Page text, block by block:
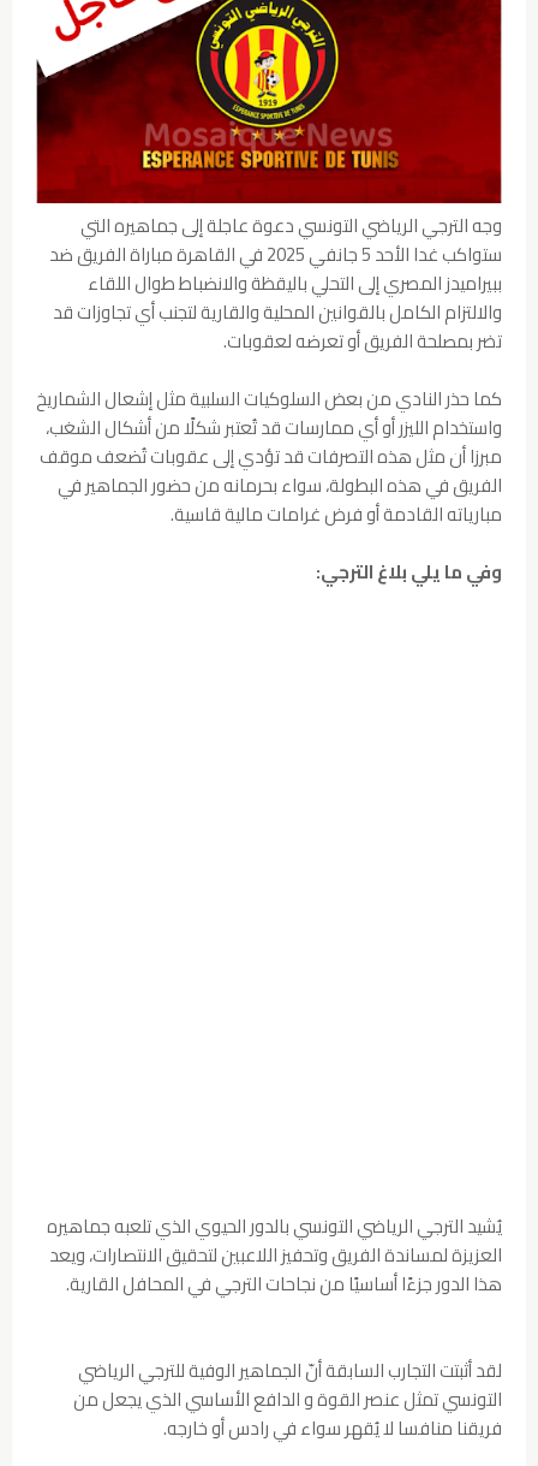
وجه الترجي الرياضي التونسي دعوة عاجلة إلى جماهيره التي
ستواكب غدا الأحد 5 جانفي 2025 في القاهرة مباراة الفريق ضد
ببيراميدز المصري إلى التحلي باليقظة والانضباط طوال اللقاء
والالتزام الكامل بالقوانين المحلية والقارية لتجنب أي تجاوزات قد
تضر بمصلحة الفريق أو تعرضه لعقوبات.
كما حذر النادي من بعض السلوكيات السلبية مثل إشعال الشماريخ
واستخدام الليزر أو أي ممارسات قد تُعتبر شكلًا من أشكال الشغب،
مبرزا أن مثل هذه التصرفات قد تؤدي إلى عقوبات تُضعف موقف
الفريق في هذه البطولة، سواء بحرمانه من حضور الجماهير في
مبارياته القادمة أو فرض غرامات مالية قاسية.
وفي ما يلي بلاغ الترجي:
يُشيد الترجي الرياضي التونسي بالدور الحيوي الذي تلعبه جماهيره
العزيزة لمساندة الفريق وتحفيز اللاعبين لتحقيق الانتصارات، ويعد
هذا الدور جزءًا أساسيًا من نجاحات الترجي في المحافل القارية.
لقد أثبتت التجارب السابقة أنّ الجماهير الوفية للترجي الرياضي
التونسي تمثل عنصر القوة و الدافع الأساسي الذي يجعل من
فريقنا منافسا لا يُقهر سواء في رادس أو خارجه.